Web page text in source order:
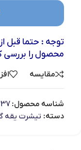
توجه : حتما قبل
محصول را بررسی
مقایسه
شناسه محصول: 1
دسته: تیشرت یقه